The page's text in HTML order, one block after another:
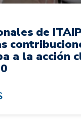
de
a la acción